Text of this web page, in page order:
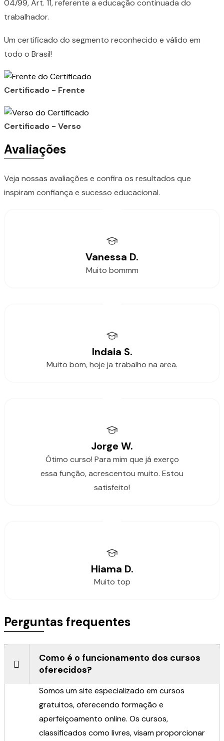
04/99, Art. 11, referente a educação continuada do
trabalhador.
Um certificado do segmento reconhecido e válido em
todo o Brasil!
Certificado - Frente
Certificado - Verso
Avaliações
Veja nossas avaliações e confira os resultados que
inspiram confiança e sucesso educacional.
Vanessa D.
Muito bommm
Indaia S.
Muito bom, hoje ja trabalho na area.
Jorge W.
Ótimo curso! Para mim que já exerço
essa função, acrescentou muito. Estou
satisfeito!
Hiama D.
Muito top
Perguntas frequentes
Como é o funcionamento dos cursos
oferecidos?
Somos um site especializado em cursos
gratuitos, oferecendo formação e
aperfeiçoamento online. Os cursos,
classificados como livres, visam proporcionar